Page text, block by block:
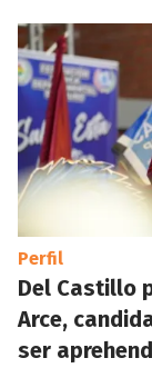
Perfil
Del Castillo
Arce,
ser